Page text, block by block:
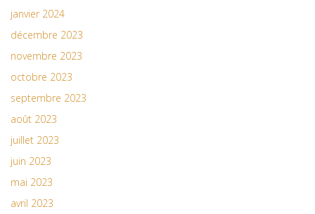
janvier 2024
décembre 2023
novembre 2023
octobre 2023
septembre 2023
août 2023
juillet 2023
juin 2023
mai 2023
avril 2023